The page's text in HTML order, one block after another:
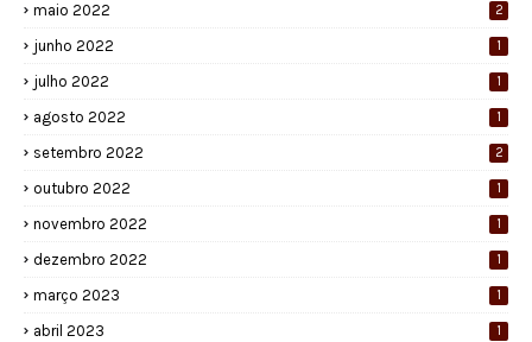
maio 2022 2
junho 2022 1
julho 2022 1
agosto 2022 1
setembro 2022 2
outubro 2022 1
novembro 2022 1
dezembro 2022 1
março 2023 1
abril 2023 1